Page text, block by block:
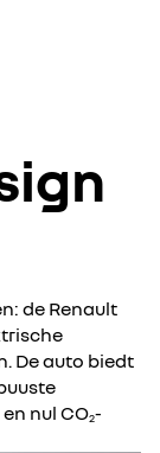
de Renault
De auto biedt
nul CO2-